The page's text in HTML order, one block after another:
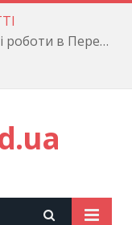
Енергетики завершили ремонтні роботи в Пересипському районі